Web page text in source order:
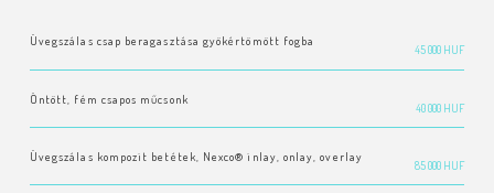
Üvegszálas csap beragasztása gyökértömött fogba
45 000 HUF
Öntött, fém csapos műcsonk
40 000 HUF
Üvegszálas kompozit betétek, Nexco® inlay, onlay, overlay
85 000 HUF